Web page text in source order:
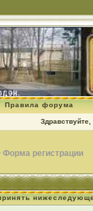
Правила форума
Здравствуйте,
Форма регистрации